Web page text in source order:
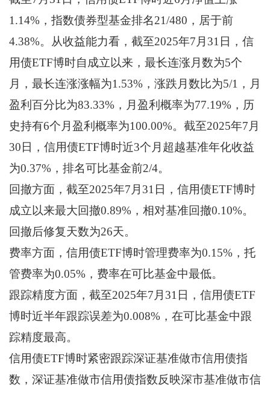
1.14%，指数债券型基金排名21/480，居于前
4.38%。从收益能力看，截至2025年7月31日，信
用债ETF博时自成立以来，最长连涨月数为5个
月，最长连涨涨幅为1.53%，涨跌月数比为5/1，月
盈利百分比为83.33%，月盈利概率为77.19%，历
史持有6个月盈利概率为100.00%。截至2025年7月
30日，信用债ETF博时近3个月超越基准年化收益
为0.37%，排名可比基金前2/4。
回撤方面，截至2025年7月31日，信用债ETF博时
成立以来最大回撤0.89%，相对基准回撤0.10%。
回撤后修复天数为26天。
费率方面，信用债ETF博时管理费率为0.15%，托
管费率为0.05%，费率在可比基金中最低。
跟踪精度方面，截至2025年7月31日，信用债ETF
博时近半年跟踪误差为0.008%，在可比基金中跟
踪精度最高。
信用债ETF博时紧密跟踪深证基准做市信用债指
数，深证基准做市信用债指数反映深市基准做市信